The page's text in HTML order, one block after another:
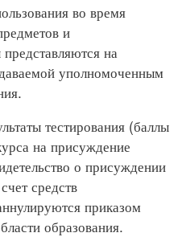
во время
и
на
уполномоченным
тестирования (баллы
на присуждение
о присуждении
средств
приказом
образования.